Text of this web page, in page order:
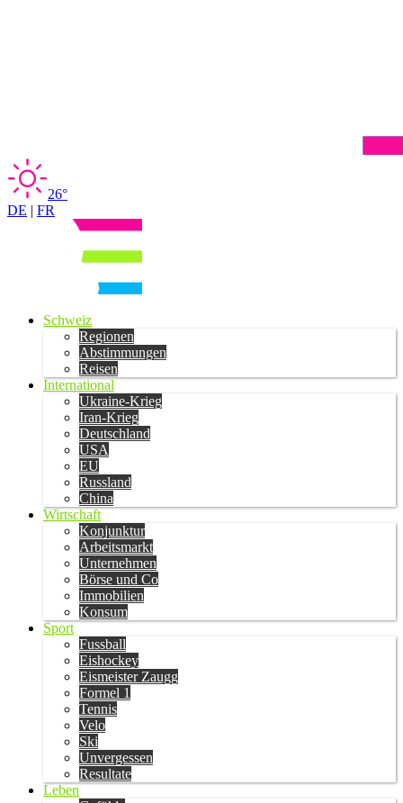
26°
DE | FR
Schweiz
Regionen
Abstimmungen
Reisen
International
Ukraine-Krieg
Iran-Krieg
Deutschland
USA
EU
Russland
China
Wirtschaft
Konjunktur
Arbeitsmarkt
Unternehmen
Börse und Co
Immobilien
Konsum
Sport
Fussball
Eishockey
Eismeister Zaugg
Formel 1
Tennis
Velo
Ski
Unvergessen
Resultate
Leben